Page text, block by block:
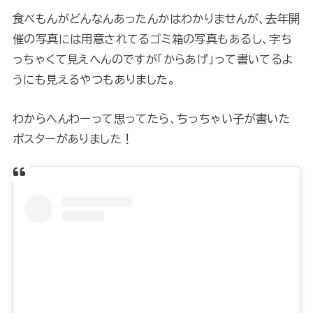
食べもんがどんなんあったんかはわかりませんが、去年開
催の写真には用意されてるゴミ箱の写真もあるし、字ち
っちゃくて見えへんのですが「からあげ」って書いてるよ
うにも見えるやつもありました。
わからへんわーって思ってたら、ちっちゃい子が書いた
ポスターがありました！